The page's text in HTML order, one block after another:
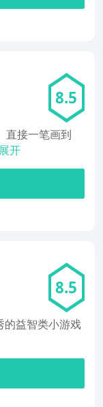
8.5
直接一笔画到
展开
8.5
益智类小游戏